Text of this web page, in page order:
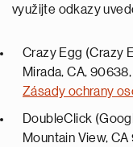
využijte odkazy
Crazy Egg (Crazy
Mirada, CA,
Zásady ochrany
DoubleClick
Mountain View,